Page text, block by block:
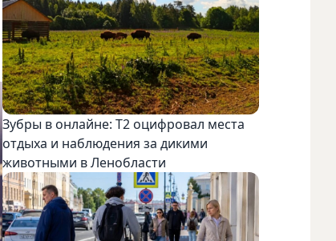
Зубры в онлайне: Т2 оцифровал места
отдыха и наблюдения за дикими
животными в Ленобласти